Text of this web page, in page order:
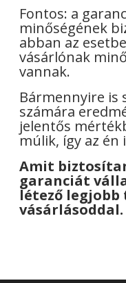
Fontos: a
minőségének
abban az
vásárlónak
vannak.
Bármennyire is
számára
jelentős
múlik, így az én
Amit
garanciát
létező
vásárlásoddal.